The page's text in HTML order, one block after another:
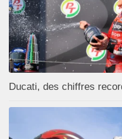
Ducati, des chiffres